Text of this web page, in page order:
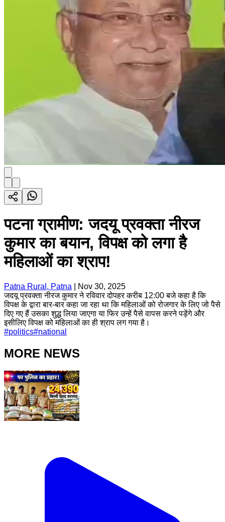
पटना ग्रामीण: जदयू प्रवक्ता नीरज
कुमार का बयान, विपक्ष को लगा है
महिलाओं का श्राप!
Patna Rural, Patna
Nov 30, 2025
जदयू प्रवक्ता नीरज कुमार ने रविवार दोपहर करीब 12:00 बजे कहा है कि
विपक्ष के द्वारा बार-बार कहा जा रहा था कि महिलाओं को रोजगार के लिए जो पैसे
दिए गए हैं उसका शुद्ध लिया जाएगा या फिर उन्हें पैसे वापस करने पड़ेंगे और
इसीलिए विपक्ष को महिलाओं का ही श्राप लग गया है।
#politics#national
MORE NEWS